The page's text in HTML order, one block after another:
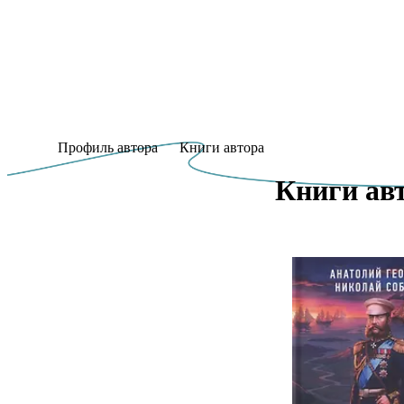
Профиль автора Книги автора
Книги